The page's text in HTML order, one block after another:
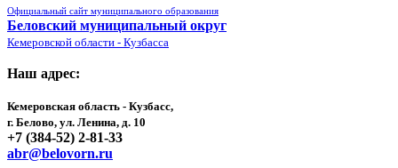
Официальный сайт муниципального образования
Беловский муниципальный округ
Кемеровской области - Кузбасса
Наш адрес:
Кемеровская область - Кузбасс,
г. Белово, ул. Ленина, д. 10
+7 (384-52) 2-81-33
abr@belovorn.ru